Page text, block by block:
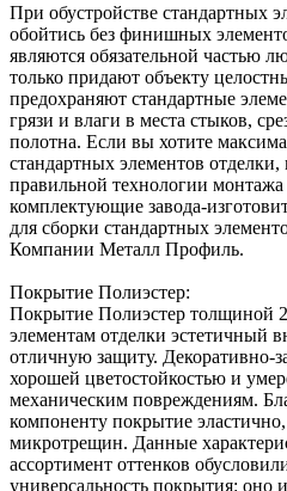
При обустройстве стандартных
обойтись без финишных
являются обязательной частью
только придают объекту
предохраняют стандартные
грязи и влаги в места стыков,
полотна. Если вы хотите
стандартных элементов
правильной технологии
комплектующие завода-
для сборки стандартных
Компании Металл Профиль.
Покрытие Полиэстер:
Покрытие Полиэстер толщиной
элементам отделки эстетичный
отличную защиту. Декоративно-
хорошей цветостойкостью и
механическим повреждениям.
компоненту покрытие
микротрещин. Данные
ассортимент оттенков
универсальность покрытия: оно